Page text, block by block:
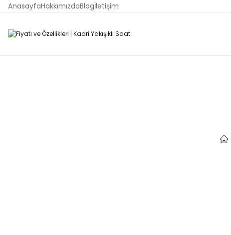
AnasayfaHakkımızdaBlogİletişim